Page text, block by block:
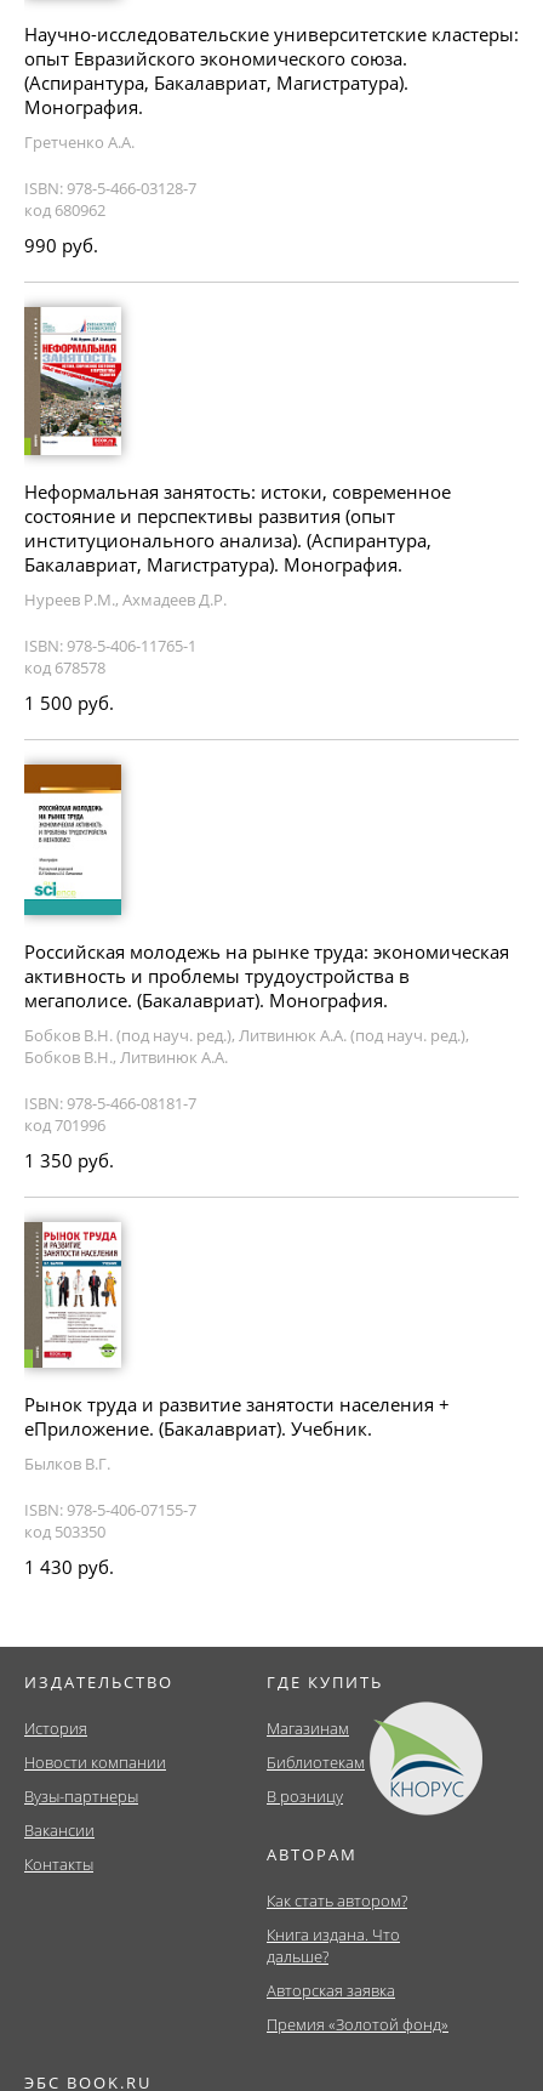
Научно-исследовательские университетские кластеры:
опыт Евразийского экономического союза.
(Аспирантура, Бакалавриат, Магистратура).
Монография.
Гретченко А.А.
ISBN: 978-5-466-03128-7
код 680962
990 руб.
Неформальная занятость: истоки, современное
состояние и перспективы развития (опыт
институционального анализа). (Аспирантура,
Бакалавриат, Магистратура). Монография.
Нуреев Р.М., Ахмадеев Д.Р.
ISBN: 978-5-406-11765-1
код 678578
1 500 руб.
Российская молодежь на рынке труда: экономическая
активность и проблемы трудоустройства в
мегаполисе. (Бакалавриат). Монография.
Бобков В.Н. (под науч. ред.), Литвинюк А.А. (под науч. ред.),
Бобков В.Н., Литвинюк А.А.
ISBN: 978-5-466-08181-7
код 701996
1 350 руб.
Рынок труда и развитие занятости населения +
еПриложение. (Бакалавриат). Учебник.
Былков В.Г.
ISBN: 978-5-406-07155-7
код 503350
1 430 руб.
ИЗДАТЕЛЬСТВО
История
Новости компании
Вузы-партнеры
Вакансии
Контакты
ГДЕ КУПИТЬ
Магазинам
Библиотекам
В розницу
АВТОРАМ
Как стать автором?
Книга издана. Что
дальше?
Авторская заявка
Премия «Золотой фонд»
ЭБС BOOK.RU